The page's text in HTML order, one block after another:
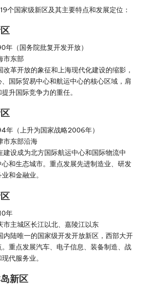
个国家级新区及其主要特点和发展定位：
年（国务院批复开发开放）
市东部
改革开放的象征和上海现代化建设的缩影，
国际贸易中心和航运中心的核心区域，肩
升国际竞争力的重任。
年（上升为国家战略2006年）
市东部沿海
建设成为北方国际航运中心和国际物流中
和生态城市。重点发展先进制造业、研发
和金融业。
年
市主城区长江以北、嘉陵江以东
内陆唯一的国家级开发开放新区，西部大开
重点发展汽车、电子信息、装备制造、战
代服务业。
新区